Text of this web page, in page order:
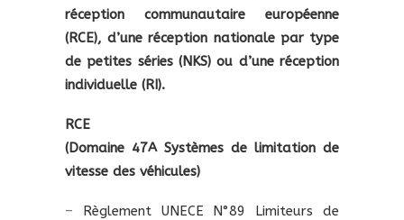
réception communautaire européenne
(RCE), d’une réception nationale par type
de petites séries (NKS) ou d’une réception
individuelle (RI).
RCE
(Domaine 47A Systèmes de limitation de
vitesse des véhicules)
– Règlement UNECE N°89 Limiteurs de